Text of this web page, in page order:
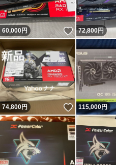
60,000円 いいね！
72,800円
74,800円 いいね！
115,000円